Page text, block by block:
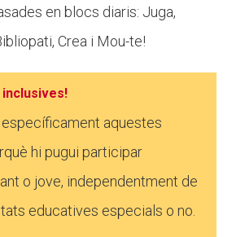
en blocs diaris: Juga,
Crea i Mou-te!
aquestes
hi pugui participar
o jove, independentment de
educatives especials o no.